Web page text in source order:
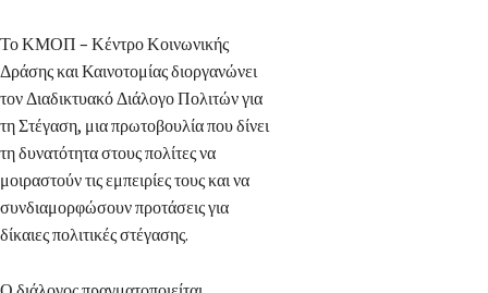
Το ΚΜΟΠ – Κέντρο Κοινωνικής
Δράσης και Καινοτομίας διοργανώνει
τον Διαδικτυακό Διάλογο Πολιτών για
τη Στέγαση, μια πρωτοβουλία που δίνει
τη δυνατότητα στους πολίτες να
μοιραστούν τις εμπειρίες τους και να
συνδιαμορφώσουν προτάσεις για
δίκαιες πολιτικές στέγασης.